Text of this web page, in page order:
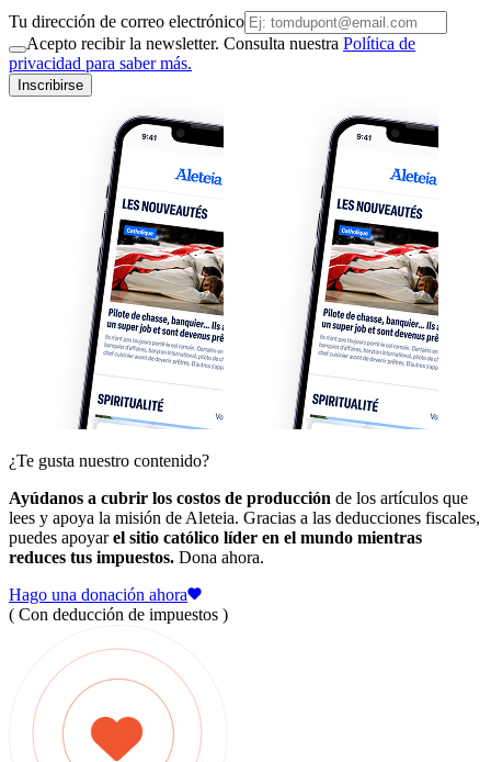
Tu dirección de correo electrónico
Acepto recibir la newsletter. Consulta nuestra Política de
privacidad para saber más.
Inscribirse
¿Te gusta nuestro contenido?
Ayúdanos a cubrir los costos de producción de los artículos que
lees y apoya la misión de Aleteia. Gracias a las deducciones fiscales,
puedes apoyarel sitio católico líder en el mundo mientras
reduces tus impuestos. Dona ahora.
Hago una donación ahora
( Con deducción de impuestos )